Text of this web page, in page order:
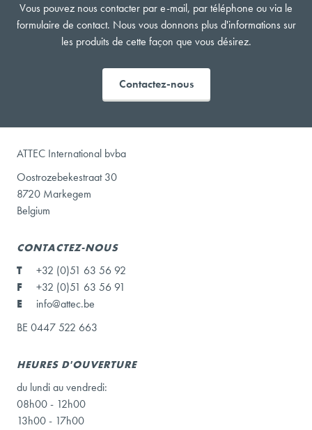
Vous pouvez nous contacter par e-mail, par téléphone ou via le
formulaire de contact. Nous vous donnons plus d'informations sur
les produits de cette façon que vous désirez.
Contactez-nous
ATTEC International bvba
Oostrozebekestraat 30
8720 Markegem
Belgium
CONTACTEZ-NOUS
T
+32 (0)51 63 56 92
F
+32 (0)51 63 56 91
E
info@attec.be
BE 0447 522 663
HEURES D'OUVERTURE
du lundi au vendredi:
08h00 - 12h00
13h00 - 17h00